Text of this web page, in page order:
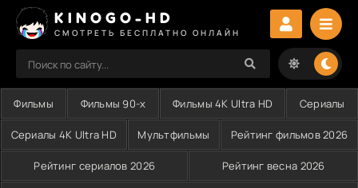
KINOGO-HD
СМОТРЕТЬ БЕСПЛАТНО ОНЛАЙН
Фильмы Фильмы 90-х Фильмы 4K Ultra HD Сериалы
Сериалы 4K Ultra HD Мультфильмы Рейтинг фильмов 2026
Рейтинг сериалов 2026 Рейтинг весна 2026